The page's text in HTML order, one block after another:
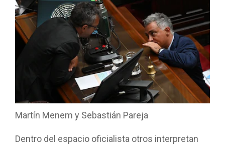
Martín Menem y Sebastián Pareja
Dentro del espacio oficialista otros interpretan